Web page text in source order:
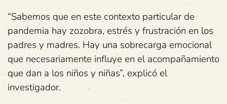
“Sabemos que en este contexto particular de
pandemia hay zozobra, estrés y frustración en los
padres y madres. Hay una sobrecarga emocional
que necesariamente influye en el acompañamiento
que dan a los niños y niñas”, explicó el
investigador.